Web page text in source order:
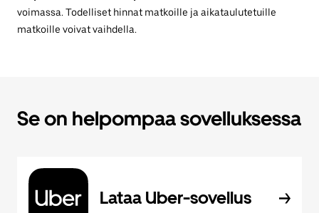
voimassa. Todelliset hinnat matkoille ja aikataulutetuille
matkoille voivat vaihdella.
Se on helpompaa sovelluksessa
Lataa Uber-sovellus